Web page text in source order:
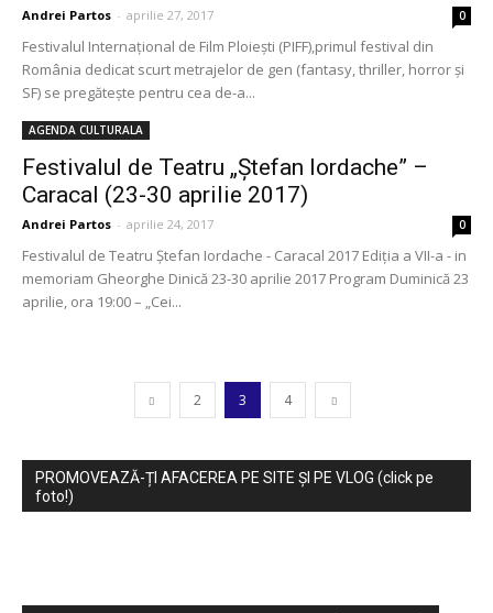
Andrei Partos - aprilie 27, 2017 0
Festivalul Internațional de Film Ploiești (PIFF),primul festival din
România dedicat scurt metrajelor de gen (fantasy, thriller, horror și
SF) se pregătește pentru cea de-a...
AGENDA CULTURALA
Festivalul de Teatru „Ștefan Iordache” –
Caracal (23-30 aprilie 2017)
Andrei Partos - aprilie 24, 2017 0
Festivalul de Teatru Ștefan Iordache - Caracal 2017 Ediția a VII-a - in
memoriam Gheorghe Dinică 23-30 aprilie 2017 Program Duminică 23
aprilie, ora 19:00 – „Cei...
2 3 4
PROMOVEAZĂ-ȚI AFACEREA PE SITE ȘI PE VLOG (click pe
foto!)